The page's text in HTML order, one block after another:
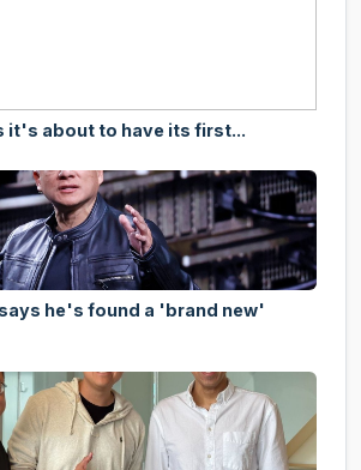
it's about to have its first...
he's found a 'brand new'